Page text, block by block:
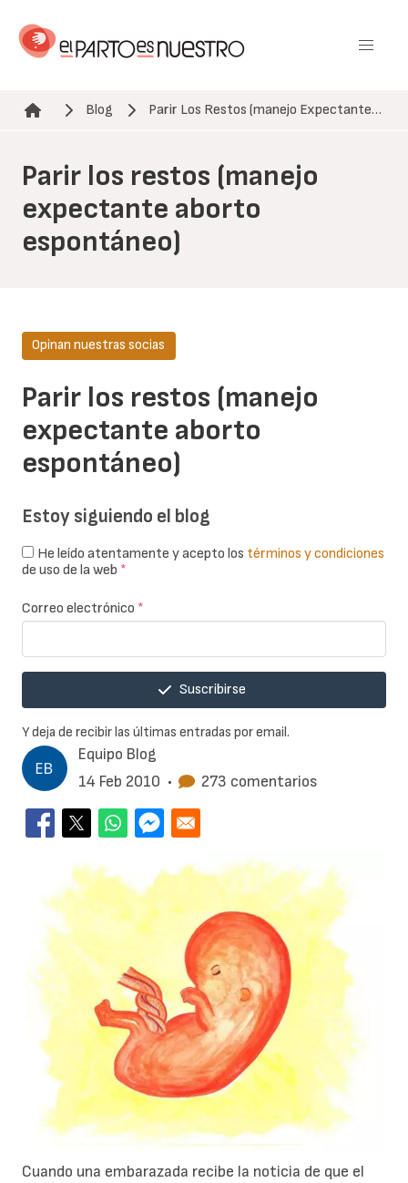
contenido
Ruta de navegación
Blog Parir Los Restos (manejo Expectante…
Parir los restos (manejo
expectante aborto
espontáneo)
Equipo Blog
14 Feb 2010 • 273 comentarios
Parir los restos (manejo
expectante aborto
espontáneo)
Opinan nuestras socias
Cuando una embarazada recibe la noticia de que el
Estoy siguiendo el blog
He leído atentamente y acepto los términos y condiciones
de uso de la web *
Correo electrónico *
Suscribirse
Y deja de recibir las últimas entradas por email.